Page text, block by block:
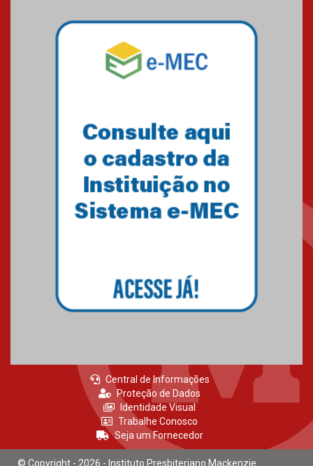
Central de Informações
Proteção de Dados
Identidade Visual
Trabalhe Conosco
Seja um Fornecedor
© Copyright - 2026 - Instituto Presbiteriano Mackenzie